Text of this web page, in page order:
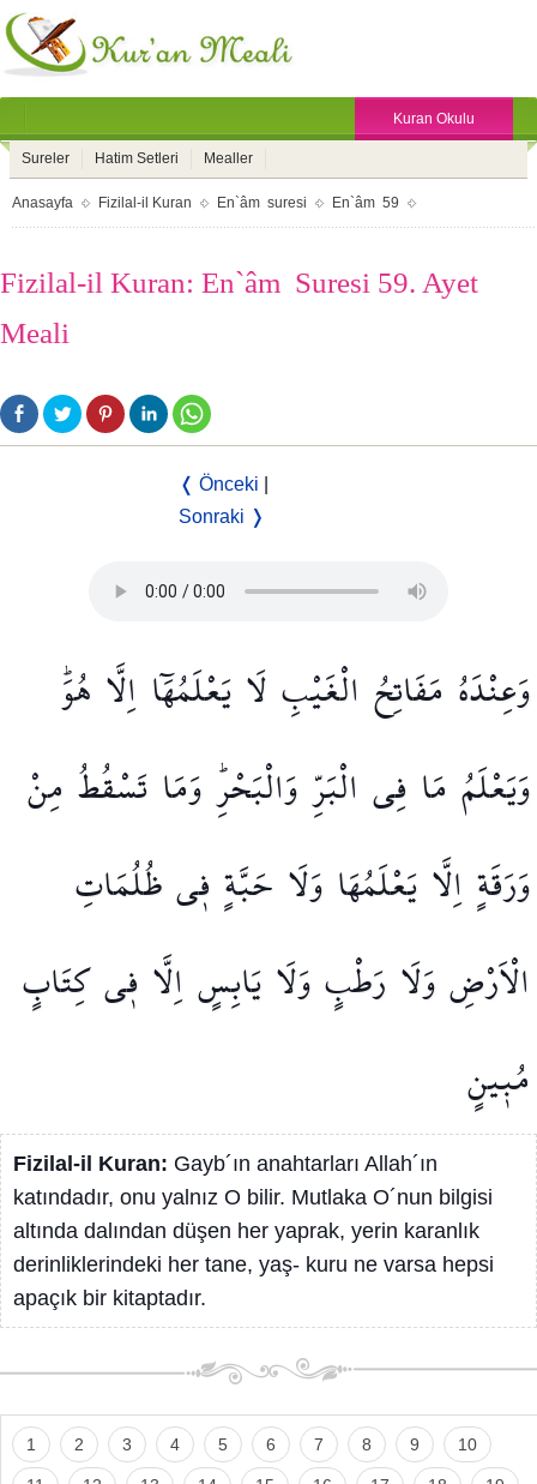
Kuran Okulu
Sureler Hatim Setleri Mealler
Anasayfa Fizilal-il Kuran En`âm suresi En`âm 59
Fizilal-il Kuran: En`âm Suresi 59. Ayet
Meali
❬ Önceki
Sonraki ❭
وَعِنْدَهُ مَفَاتِحُ الْغَيْبِ لَا يَعْلَمُهَٓا اِلَّا هُوَۜ
وَيَعْلَمُ مَا فِي الْبَرِّوَالْبَحْرِۜوَمَا تَسْقُطُ مِنْ
وَرَقَةٍاِلَّا يَعْلَمُهَا وَلَا حَبَّةٍ ف۪يظُلُمَاتِ
الْاَرْضِوَلَا رَطْبٍوَلَا يَابِسٍاِلَّا ف۪يكِتَابٍ
مُب۪ينٍ
Fizilal-il Kuran: Gayb´ın anahtarları Allah´ın
katındadır, onu yalnız O bilir. Mutlaka O´nun bilgisi
altında dalından düşen her yaprak, yerin karanlık
derinliklerindeki her tane, yaş- kuru ne varsa hepsi
apaçık bir kitaptadır.
1 2 3 4 5 6 7 8 9 10